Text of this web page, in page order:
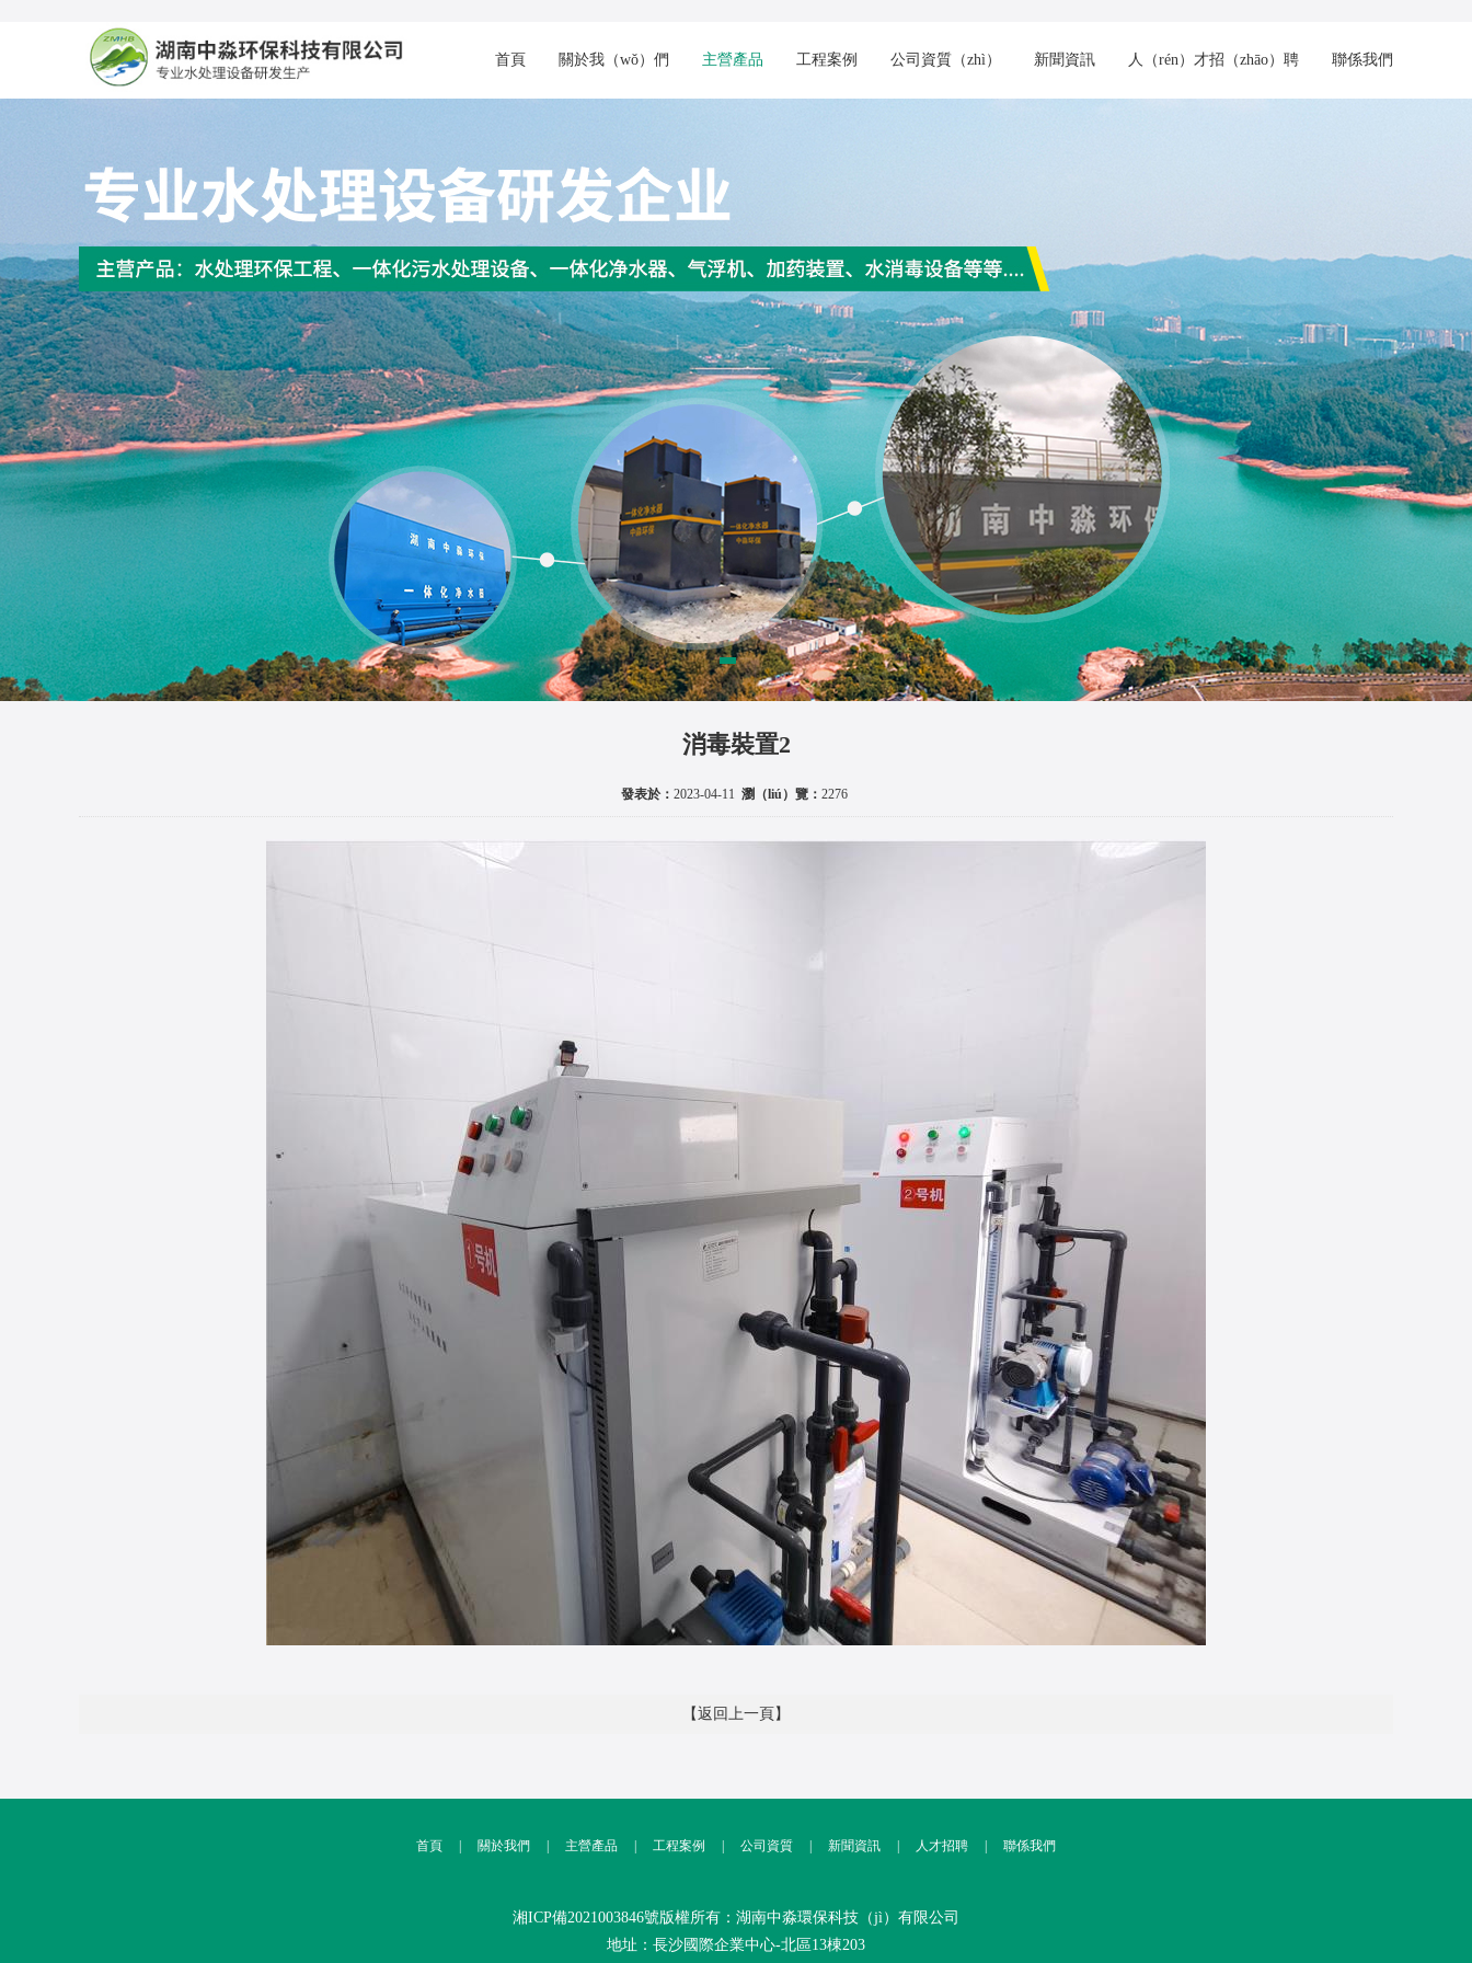
首頁 關於我（wǒ）們 主營產品 工程案例 公司資質（zhì） 新聞資訊 人（rén）才招（zhāo）聘 聯係我們
消毒裝置2
發表於： 2023-04-11 瀏（liú）覽： 2276
【返回上一頁】
首頁 關於我們 主營產品 工程案例 公司資質 新聞資訊 人才招聘 聯係我們
湘ICP備2021003846號版權所有：湖南中淼環保科技（jì）有限公司
地址：長沙國際企業中心-北區13棟203